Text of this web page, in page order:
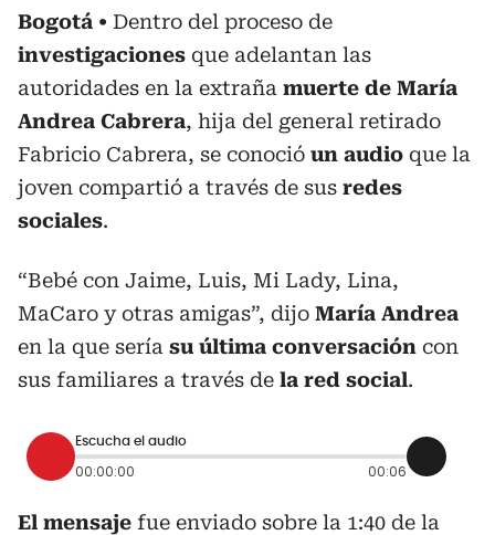
Bogotá
Dentro del proceso de
investigaciones que adelantan las
autoridades en la extraña muerte de María
Andrea Cabrera, hija del general retirado
Fabricio Cabrera, se conoció un audio que la
joven compartió a través de sus redes
sociales.
“Bebé con Jaime, Luis, Mi Lady, Lina,
MaCaro y otras amigas”, dijo María Andrea
en la que sería su última conversación con
sus familiares a través de la red social.
Escucha el audio
00:00:00 00:06
El mensaje fue enviado sobre la 1:40 de la